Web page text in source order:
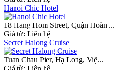
Hanoi Chic Hotel
18 Hang Hom Street, Quận Hoàn ...
Giá từ: Liên hệ
Secret Halong Cruise
Tuan Chau Pier, Hạ Long, Việ...
Giá từ: Liên hệ